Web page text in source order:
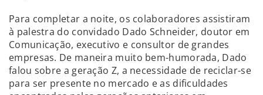
Para completar a noite, os colaboradores assistiram
à palestra do convidado Dado Schneider, doutor em
Comunicação, executivo e consultor de grandes
empresas. De maneira muito bem-humorada, Dado
falou sobre a geração Z, a necessidade de reciclar-se
para ser presente no mercado e as dificuldades